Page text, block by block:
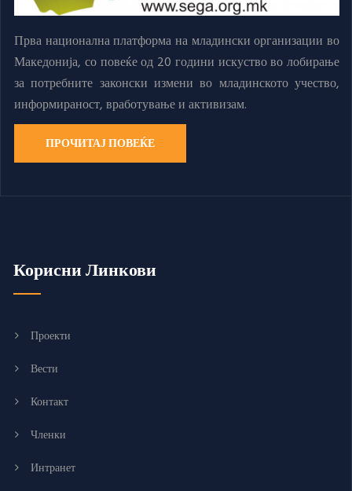
Прва национална платформа на младински организации во
Македонија, со повеќе од 20 години искуство во лобирање
за потребните законски измени во младинското учество,
информираност, вработување и активизам.
ПРОЧИТАЈ ПОВЕЌЕ
Корисни Линкови
Проекти
Вести
Контакт
Членки
Интранет